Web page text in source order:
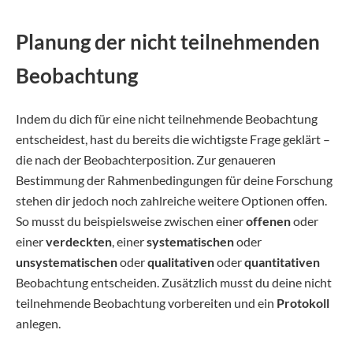
Planung der nicht teilnehmenden
Beobachtung
Indem du dich für eine nicht teilnehmende Beobachtung
entscheidest, hast du bereits die wichtigste Frage geklärt –
die nach der Beobachterposition. Zur genaueren
Bestimmung der Rahmenbedingungen für deine Forschung
stehen dir jedoch noch zahlreiche weitere Optionen offen.
So musst du beispielsweise zwischen eineroffenenoder
einerverdeckten , einersystematischenoder
unsystematischenoderqualitativenoderquantitativen
Beobachtung entscheiden. Zusätzlich musst du deine nicht
teilnehmende Beobachtung vorbereiten und ein Protokoll
anlegen.